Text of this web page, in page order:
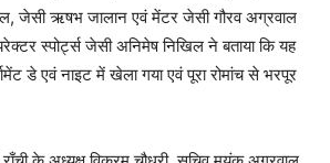
जेसी ऋषभ जालान एवं मेंटर जेसी गौरव अग्रवाल
स्पोर्ट्स जेसी अनिमेष निखिल ने बताया कि यह
डे एवं नाइट में खेला गया एवं पूरा रोमांच से भरपूर